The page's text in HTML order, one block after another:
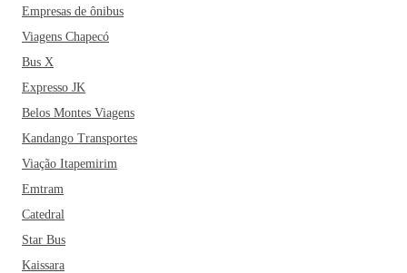
Empresas de ônibus
Viagens Chapecó
Bus X
Expresso JK
Belos Montes Viagens
Kandango Transportes
Viação Itapemirim
Emtram
Catedral
Star Bus
Kaissara